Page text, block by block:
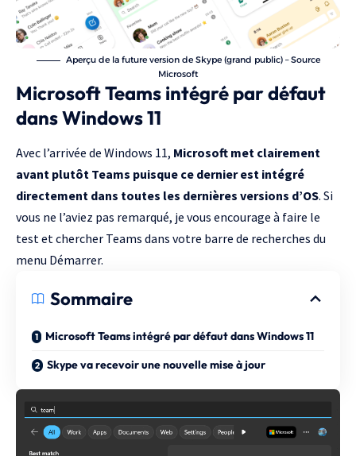
Aperçu de la future version de Skype (grand public) – Source
Microsoft
Microsoft Teams intégré par défaut
dans Windows 11
Avec l’arrivée de Windows 11, Microsoft met clairement
avant plutôt Teams puisque ce dernier est intégré
directement dans toutes les dernières versions d’OS. Si
vous ne l’aviez pas remarqué, je vous encourage à faire le
test et chercher Teams dans votre barre de recherches du
menu Démarrer.
Sommaire
Microsoft Teams intégré par défaut dans Windows 11
Skype va recevoir une nouvelle mise à jour